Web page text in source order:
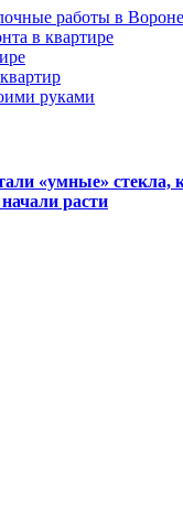
работы в
в квартире
руками
«умные» стекла,
расти